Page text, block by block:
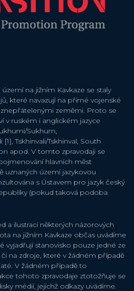
na jižním Kavkaze se staly
které navazují na přímé vojenské
zeměmi. Proto se
v ruském i anglickém jazyce
Sukhum,
Tskhinvali/Tskhinval, South
apod. V tomto zpravodaji se
hlavních měst
uznaných území jazykovou
s Ústavem pro jazyk český
(pokud taková podoba
a ilustraci některých názorových
na jižním Kavkaze občas uvádíme
vyjadřují stanovisko pouze jedné ze
na zdroje, které v žádném případě
V žádném případě to
tohoto zpravodaje ztotožňuje se
médií, jejichž odkazy uvádíme.